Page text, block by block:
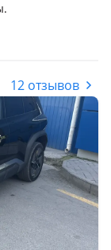
12 отзывов